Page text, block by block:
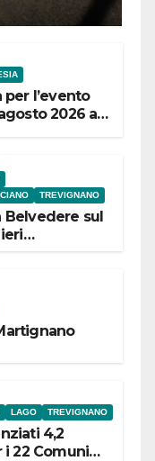
l’evento
2026 al
TREVIGNANO
Belvedere sul
LAGO TREVIGNANO
4,2
22 Comuni